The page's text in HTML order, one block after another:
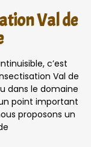
Val de
c’est
Val de
dans le domaine
point important
proposons un